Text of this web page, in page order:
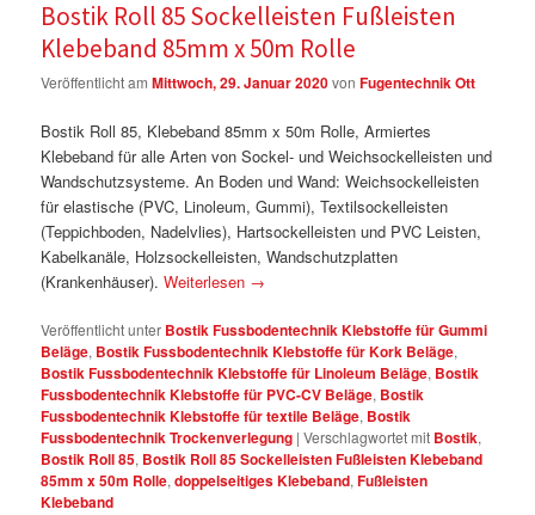
Bostik Roll 85 Sockelleisten Fußleisten
Klebeband 85mm x 50m Rolle
Veröffentlicht amMittwoch, 29. Januar 2020vonFugentechnik Ott
Bostik Roll 85, Klebeband 85mm x 50m Rolle, Armiertes
Klebeband für alle Arten von Sockel- und Weichsockelleisten und
Wandschutzsysteme. An Boden und Wand: Weichsockelleisten
für elastische (PVC, Linoleum, Gummi), Textilsockelleisten
(Teppichboden, Nadelvlies), Hartsockelleisten und PVC Leisten,
Kabelkanäle, Holzsockelleisten, Wandschutzplatten
(Krankenhäuser).Weiterlesen →
Veröffentlicht unter Bostik Fussbodentechnik Klebstoffe für Gummi
Beläge, Bostik Fussbodentechnik Klebstoffe für Kork Beläge,
Bostik Fussbodentechnik Klebstoffe für Linoleum Beläge, Bostik
Fussbodentechnik Klebstoffe für PVC-CV Beläge, Bostik
Fussbodentechnik Klebstoffe für textile Beläge, Bostik
Fussbodentechnik Trockenverlegung |Verschlagwortet mit Bostik,
Bostik Roll 85, Bostik Roll 85 Sockelleisten Fußleisten Klebeband
85mm x 50m Rolle,doppelseitiges Klebeband,Fußleisten
Klebeband